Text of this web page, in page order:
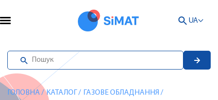
UA
ГОЛОВНА/ КАТАЛОГ / ГАЗОВЕ ОБЛАДНАННЯ /